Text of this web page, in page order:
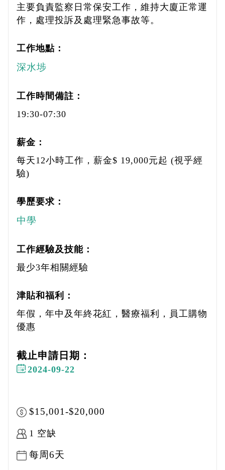
主要負責監察日常保安工作，維持大廈正常運
作，處理投訴及處理緊急事故等。
工作地點：
深水埗
工作時間備註：
19:30-07:30
薪金：
每天12小時工作，薪金$ 19,000元起 (視乎經
驗)
學歷要求：
中學
工作經驗及技能：
最少3年相關經驗
津貼和福利：
年假，年中及年終花紅，醫療福利，員工購物
優惠
截止申請日期：
2024-09-22
$15,001-$20,000
1 空缺
每周6天